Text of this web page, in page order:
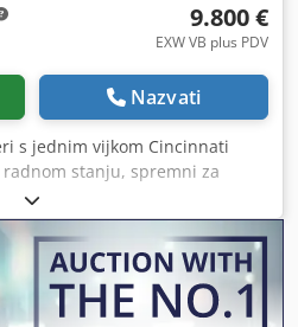
9.800 €
EXW VB plus PDV
Nazvati
s jednim vijkom Cincinnati
stanju, spremni za